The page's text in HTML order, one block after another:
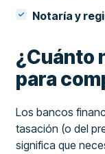
Notaría y
¿Cuánto
para
Los bancos
tasación (o del
significa que